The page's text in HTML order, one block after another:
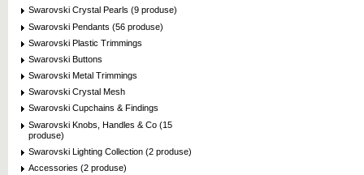
Swarovski Crystal Pearls (9 produse)
Swarovski Pendants (56 produse)
Swarovski Plastic Trimmings
Swarovski Buttons
Swarovski Metal Trimmings
Swarovski Crystal Mesh
Swarovski Cupchains & Findings
Swarovski Knobs, Handles & Co (15
produse)
Swarovski Lighting Collection (2 produse)
Accessories (2 produse)